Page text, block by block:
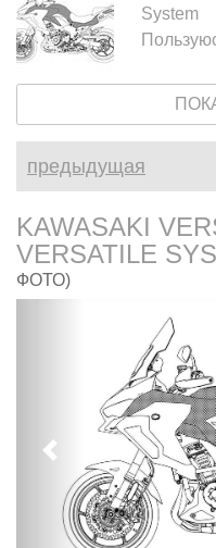
System
предыдущая
KAWASAKI
VERSATILE
ФОТО)
Предыдущий